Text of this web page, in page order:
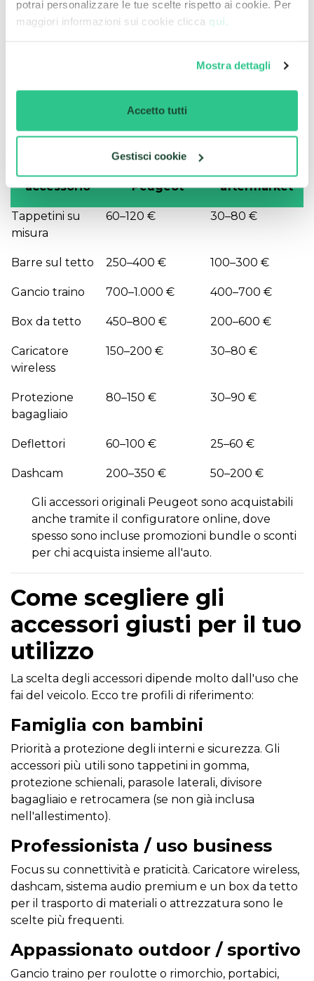
potrai personalizzare le tue scelte rispetto ai cookie. Per
maggiori informazioni sui cookie clicca qui.
Mostra dettagli
Accetto tutti
Gestisci cookie
connettori ISO/CAN-BUS).
accessori Peugeot 3008?
Il costo degli accessori varia sensibilmente in base
aftermarket.
accessorio
Peugeot
aftermarket
Tappetini su
misura
60–120 € 30–80 €
Barre sul tetto 250–400 € 100–300 €
Gancio traino 700–1.000 € 400–700 €
Box da tetto 450–800 € 200–600 €
Caricatore
wireless
150–200 € 30–80 €
Protezione
bagagliaio
80–150 € 30–90 €
Deflettori 60–100 € 25–60 €
Dashcam 200–350 € 50–200 €
Gli accessori originali Peugeot sono acquistabili
anche tramite il configuratore online, dove
spesso sono incluse promozioni bundle o sconti
per chi acquista insieme all'auto.
Come scegliere gli
accessori giusti per il tuo
utilizzo
La scelta degli accessori dipende molto dall'uso che
fai del veicolo. Ecco tre profili di riferimento:
Famiglia con bambini
Priorità a protezione degli interni e sicurezza. Gli
accessori più utili sono tappetini in gomma,
protezione schienali, parasole laterali, divisore
bagagliaio e retrocamera (se non già inclusa
nell'allestimento).
Professionista / uso business
Focus su connettività e praticità. Caricatore wireless,
dashcam, sistema audio premium e un box da tetto
per il trasporto di materiali o attrezzatura sono le
scelte più frequenti.
Appassionato outdoor / sportivo
Gancio traino per roulotte o rimorchio, portabici,